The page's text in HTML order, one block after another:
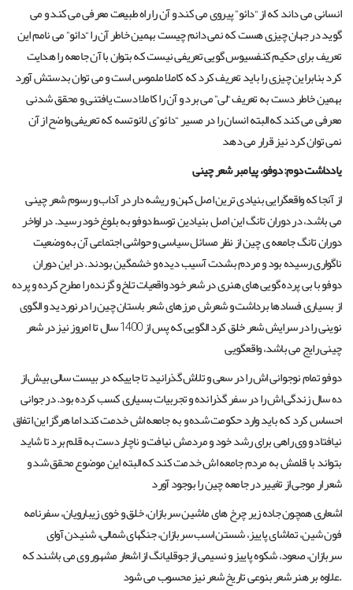
انسانی می داند که از “دائو” پیروی می کند و آن را راه طبیعت معرفی می کند و می
گوید در جهان چیزی هست که نمی دانم چیست بهمین خاطر آن را “دائو” می نامم این
تعریف برای حکیم کنفسیوس گویی تعریفی نیست که بتوان با آن جامعه را هدایت
کرد بنابراین چیزی را باید تعریف کرد که کاملا ملموس است و می توان بدستش آورد
بهمین خاطر دست به تعریف “لی” می برد و آن را کاملا دست یافتنی و محقق شدنی
معرفی می کند که البته انسان را در مسیر “دائو”ی لائوتسه که تعریفی واضح از آن
نمی توان کرد نیز قرار می دهد
یادداشت دوم: دوفو، پیامبر شعر چینی
از آنجا که واقعگرایی بنیادی ترین اصل کهن و ریشه دار در آداب و رسوم شعر چینی
می باشد، در دوران تانگ این اصل بنیادین توسط دوفو به بلوغ خود رسید. در اواخر
دوران تانگ جامعه ی چین از نظر مسائل سیاسی و حواشی اجتماعی آن به وضعیت
ناگواری رسیده بود و مردم بشدت آسیب دیده و خشمگین بودند. در این دوران
دوفو با بی پرده گویی های هنری در شعر خود واقعیات تلخ و گزنده را مطرح کرده و پرده
از بسیاری فسادها برداشت و شعرش مرزهای شعر باستان چین را درنوردید و الگوی
نوینی را در سرایش شعر خلق کرد الگویی که پس از 1400 سال تا امروز نیز در شعر
چینی رایج می باشد، واقعگویی
دوفو تمام نوجوانی اش را در سعی و تلاش گذرانید تا جاییکه در بیست سالی بیش از
ده سال زندگی اش را در سفر گذرانده و تجربیات بسیاری کسب کرده بود. در جوانی
احساس کرد که باید وارد حکومت شده و به جامعه اش خدمت کند اما هرگز این اتفاق
نیافتاد و وی راهی برای رشد خود و مردمش نیافت و ناچار دست به قلم برد تا شاید
بتواند با قلمش به مردم جامعه اش خدمت کند که البته این موضوع محقق شد و
شعر ار موجی از تغییر در جامعه چین را بوجود آورد
اشعاری همچون جاده زیر چرخ های ماشین سربازان، خلق و خوی زیبارویان، سفرنامه
فون شین، تماشای پاییز، شستن اسب سربازان، جنگهای شمالی، شنیدن آوای
سربازان، صعود، شکوه پاییز و نسیمی از جوقلیانگ از اشعار مشهور وی می باشند که
علاوه بر هنر شعر بنوعی تاریخ شعر نیز محسوب می شود.